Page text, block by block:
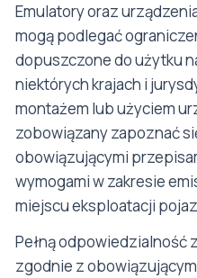
Emulatory oraz
mogą podlegać
dopuszczone do użytku
niektórych krajach i
montażem lub użyciem
zobowiązany zapoznać
obowiązującymi
wymogami w zakresie
miejscu eksploatacji
Pełną odpowiedzialność
zgodnie z